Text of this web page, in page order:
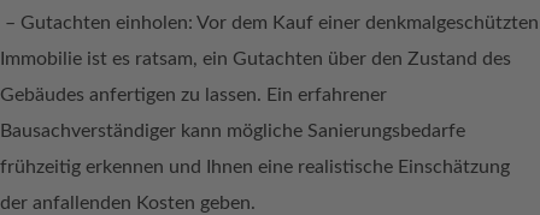
– Gutachten einholen: Vor dem Kauf einer denkmalgeschützten
Immobilie ist es ratsam, ein Gutachten über den Zustand des
Gebäudes anfertigen zu lassen. Ein erfahrener
Bausachverständiger kann mögliche Sanierungsbedarfe
frühzeitig erkennen und Ihnen eine realistische Einschätzung
der anfallenden Kosten geben.